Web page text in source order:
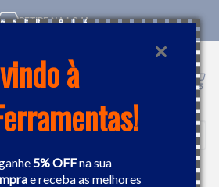
à
5% OFFna sua
e receba as melhores
RETIRE NA LOJA
ALICATE ALICATE CORTE DIAGONAL ISOLADO 140MM GEDORE 091897